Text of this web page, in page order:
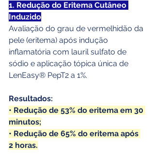
1. Redução do Eritema Cutâneo
Induzido
Avaliação do grau de vermelhidão da
pele (eritema) após indução
inflamatória com lauril sulfato de
sódio e aplicação tópica única de
LenEasy® PepT2 a 1%.
Resultados:
• Redução de 53% do eritema em 30
minutos;
• Redução de 65% do eritema após
2 horas.